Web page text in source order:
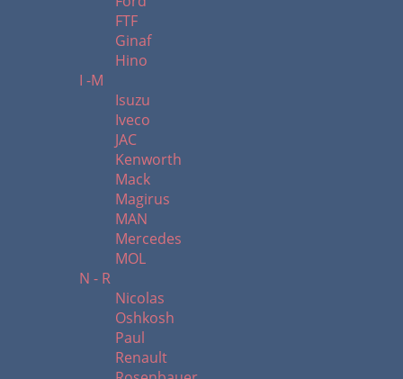
FTF
Ginaf
Hino
I -M
Isuzu
Iveco
JAC
Kenworth
Mack
Magirus
MAN
Mercedes
MOL
N - R
Nicolas
Oshkosh
Paul
Renault